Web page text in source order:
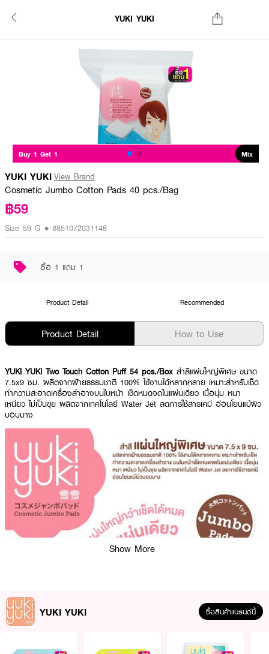
YUKI YUKI
Buy 1 Get 1 Mix
YUKI YUKI View Brand
Cosmetic Jumbo Cotton Pads 40 pcs./Bag
฿59
Size 59 G • 8851072031148
ซื้อ 1 แถม 1
Product Detail Recommended
Product Detail How to Use
YUKI YUKI Two Touch Cotton Puff 54 pcs./Box สำลีแผ่นใหญ่พิเศษ ขนาด
7.5x9 ซม. ผลิตจากฝ้ายธรรมชาติ 100% ใช้งานได้หลากหลาย เหมาะสำหรับเช็ด
ทำความสะอาดเครื่องสำอางบนใบหน้า เช็ดหมดจดในแผ่นเดียว เนื้อนุ่ม หนา
เหนียว ไม่เป็นขุย ผลิตจากเทคโนโลยี Water Jet ลดการใช้สารเคมี อ่อนโยนแม้ผิว
บอบบาง
Show More
YUKI YUKI ซื้อสินค้าแบรนด์นี้